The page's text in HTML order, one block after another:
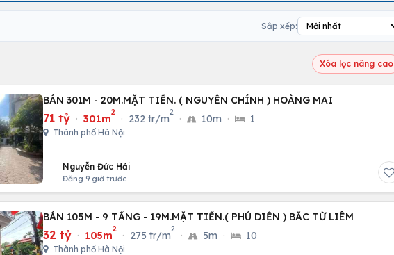
Sắp xếp:
Xóa lọc nâng cao
BÁN 301M - 20M.MẶT TIỀN. ( NGUYỄN CHÍNH ) HOÀNG MAI
71 tỷ · 301m
2
· 232 tr/m
2
· 10m · 1
Thành phố Hà Nội
Nguyễn Đức Hải
Đăng 9 giờ trước
BÁN 105M - 9 TẦNG - 19M.MẶT TIỀN.( PHÚ DIỄN ) BẮC TỪ LIÊM
32 tỷ · 105m
2
· 275 tr/m
2
· 5m · 10
Thành phố Hà Nội